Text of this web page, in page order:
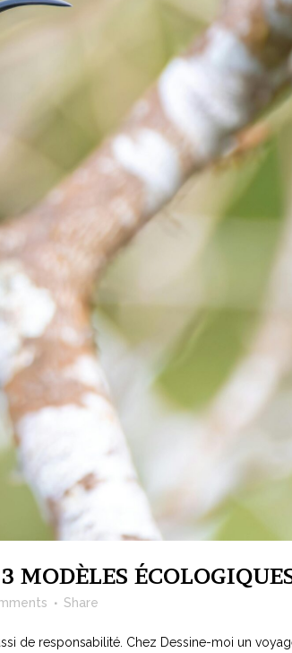
MODÈLES
Share
de responsabilité. Chez Dessine-moi un